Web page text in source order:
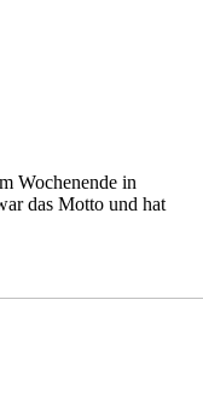
Wochenende in
das Motto und hat